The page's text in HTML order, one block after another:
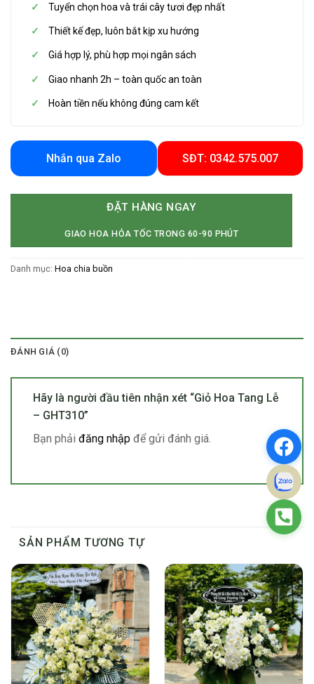
Tuyển chọn hoa và trái cây tươi đẹp nhất
Thiết kế đẹp, luôn bắt kịp xu hướng
Giá hợp lý, phù hợp mọi ngân sách
Giao nhanh 2h – toàn quốc an toàn
Hoàn tiền nếu không đúng cam kết
Nhắn qua Zalo SĐT: 0342.575.007
ĐẶT HÀNG NGAY
GIAO HOA HỎA TỐC TRONG 60-90 PHÚT
Danh mục: Hoa chia buồn
ĐÁNH GIÁ (0)
Hãy là người đầu tiên nhận xét “Giỏ Hoa Tang Lễ
– GHT310”
Bạn phải đăng nhập để gửi đánh giá.
SẢN PHẨM TƯƠNG TỰ